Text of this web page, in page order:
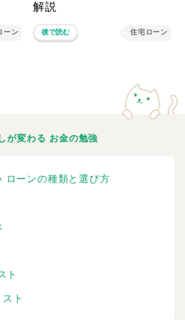
ーン
解説
後で読む 住宅ローン
が変わる お金の勉強
ローンの種類と選び方
ト
ト